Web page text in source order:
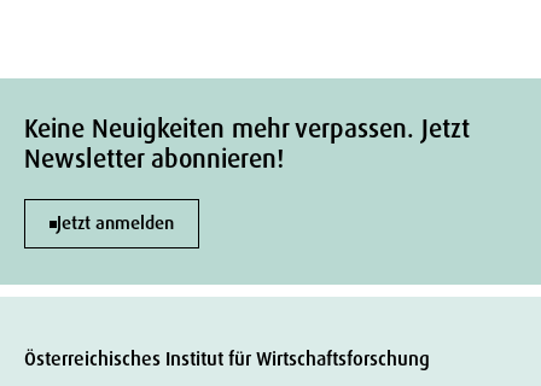
Keine Neuigkeiten mehr verpassen. Jetzt
Newsletter abonnieren!
Jetzt anmelden
Österreichisches Institut für Wirtschaftsforschung